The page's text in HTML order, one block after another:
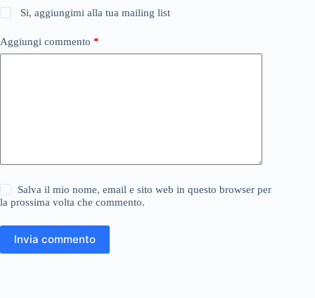
Si, aggiungimi alla tua mailing list
Aggiungi commento *
Salva il mio nome, email e sito web in questo browser per
la prossima volta che commento.
Invia commento